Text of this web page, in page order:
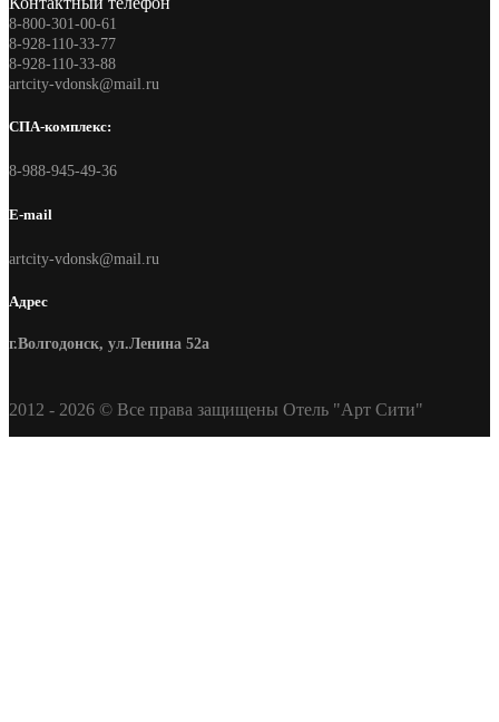
8-800-301-00-61
8-928-110-33-77
8-928-110-33-88
artcity-vdonsk@mail.ru
СПА-комплекс:
8-988-945-49-36
E-mail
artcity-vdonsk@mail.ru
Адрес
г.Волгодонск, ул.Ленина 52а
2012 - 2026 © Все права защищены Отель "Арт Сити"